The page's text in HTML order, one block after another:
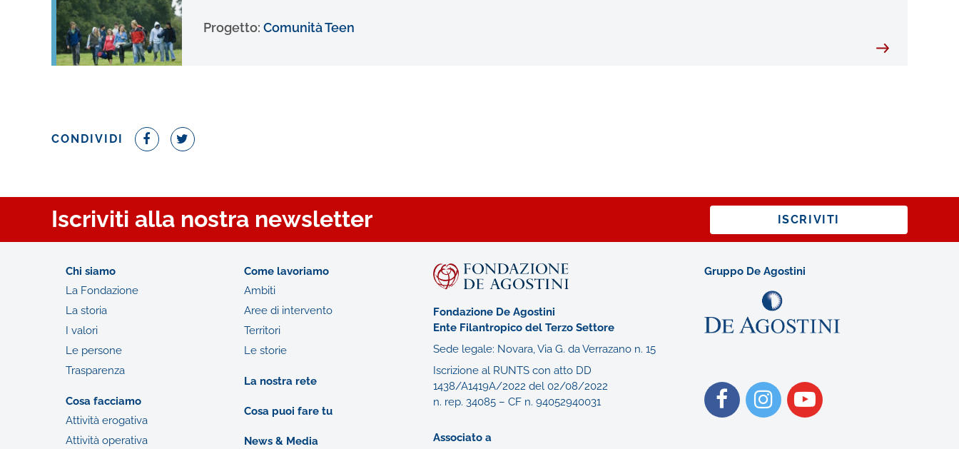
Progetto: Comunità Teen
CONDIVIDI
Iscriviti alla nostra newsletter ISCRIVITI
Chi siamo
La Fondazione
La storia
I valori
Le persone
Trasparenza
Cosa facciamo
Attività erogativa
Attività operativa
Come lavoriamo
Ambiti
Aree di intervento
Territori
Le storie
La nostra rete
Cosa puoi fare tu
News & Media
Fondazione De Agostini
Ente Filantropico del Terzo Settore
Sede legale: Novara, Via G. da Verrazano n. 15
Iscrizione al RUNTS con atto DD
1438/A1419A/2022 del 02/08/2022
n. rep. 34085 – CF n. 94052940031
Associato a
Gruppo De Agostini